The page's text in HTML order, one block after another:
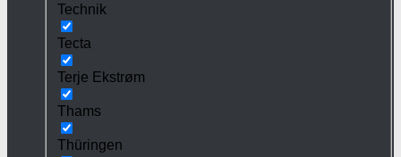
Technik
Tecta
Terje Ekstrøm
Thams
Thüringen